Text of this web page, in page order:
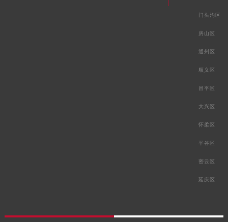
门头沟区
房山区
通州区
顺义区
昌平区
大兴区
怀柔区
平谷区
密云区
延庆区